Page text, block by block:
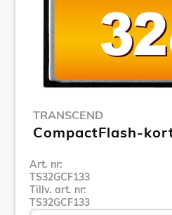
TRANSCEND
CompactFlash-
Art. nr:
TS32GCF133
Tillv. art. nr:
TS32GCF133